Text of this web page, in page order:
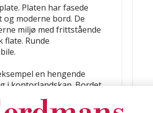
Platen har fasede
moderne bord. De
miljø med frittstående
flate. Runde
en hengende
i kontorlandskap. Bordet
rette eller runde
arbeidsplass.